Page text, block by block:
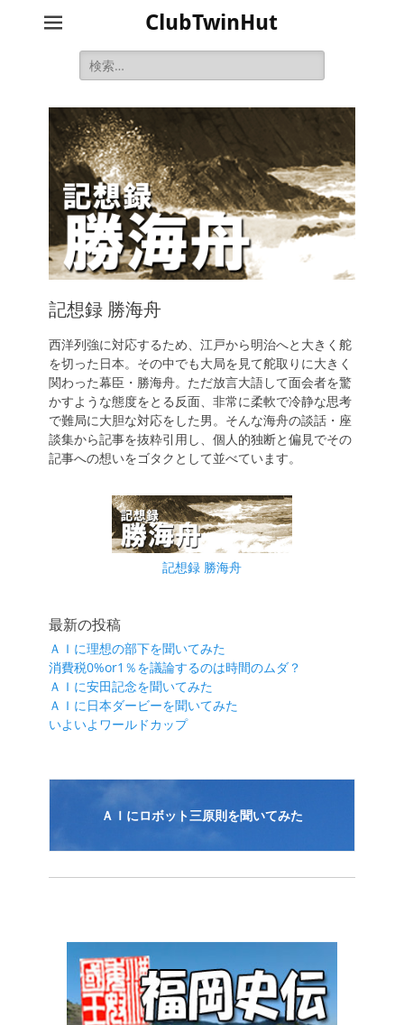
ClubTwinHut
検
索:
記想録 勝海舟
西洋列強に対応するため、江戸から明治へと大きく舵
を切った日本。その中でも大局を見て舵取りに大きく
関わった幕臣・勝海舟。ただ放言大語して面会者を驚
かすような態度をとる反面、非常に柔軟で冷静な思考
で難局に大胆な対応をした男。そんな海舟の談話・座
談集から記事を抜粋引用し、個人的独断と偏見でその
記事への想いをゴタクとして並べています。
記想録 勝海舟
最新の投稿
ＡＩに理想の部下を聞いてみた
消費税0%or1％を議論するのは時間のムダ？
ＡＩに安田記念を聞いてみた
ＡＩに日本ダービーを聞いてみた
いよいよワールドカップ
ＡＩにロボット三原則を聞いてみた